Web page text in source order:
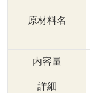
原材料名
内容量
詳細